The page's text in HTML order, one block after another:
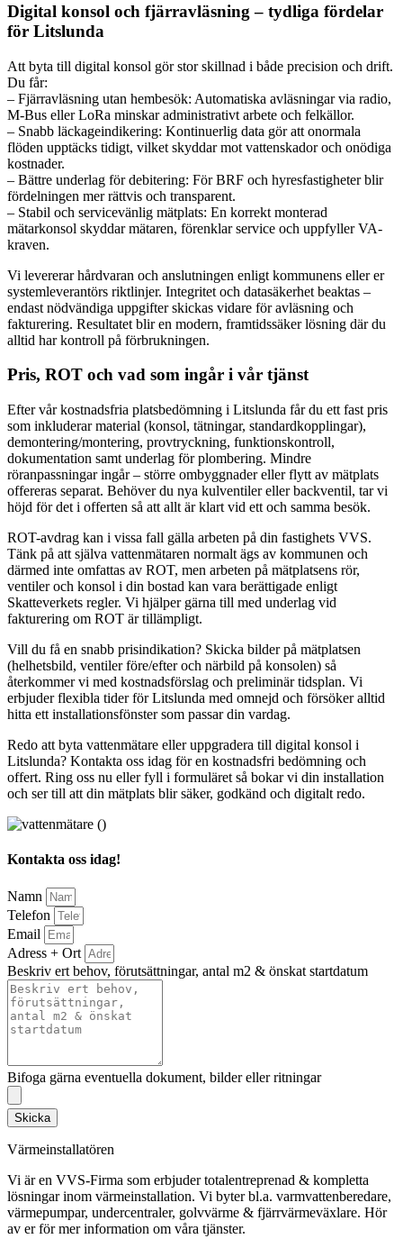
Digital konsol och fjärravläsning – tydliga fördelar
för Litslunda
Att byta till digital konsol gör stor skillnad i både precision och drift.
Du får:
– Fjärravläsning utan hembesök: Automatiska avläsningar via radio,
M‑Bus eller LoRa minskar administrativt arbete och felkällor.
– Snabb läckageindikering: Kontinuerlig data gör att onormala
flöden upptäcks tidigt, vilket skyddar mot vattenskador och onödiga
kostnader.
– Bättre underlag för debitering: För BRF och hyresfastigheter blir
fördelningen mer rättvis och transparent.
– Stabil och servicevänlig mätplats: En korrekt monterad
mätarkonsol skyddar mätaren, förenklar service och uppfyller VA-
kraven.
Vi levererar hårdvaran och anslutningen enligt kommunens eller er
systemleverantörs riktlinjer. Integritet och datasäkerhet beaktas –
endast nödvändiga uppgifter skickas vidare för avläsning och
fakturering. Resultatet blir en modern, framtidssäker lösning där du
alltid har kontroll på förbrukningen.
Pris, ROT och vad som ingår i vår tjänst
Efter vår kostnadsfria platsbedömning i Litslunda får du ett fast pris
som inkluderar material (konsol, tätningar, standardkopplingar),
demontering/montering, provtryckning, funktionskontroll,
dokumentation samt underlag för plombering. Mindre
röranpassningar ingår – större ombyggnader eller flytt av mätplats
offereras separat. Behöver du nya kulventiler eller backventil, tar vi
höjd för det i offerten så att allt är klart vid ett och samma besök.
ROT-avdrag kan i vissa fall gälla arbeten på din fastighets VVS.
Tänk på att själva vattenmätaren normalt ägs av kommunen och
därmed inte omfattas av ROT, men arbeten på mätplatsens rör,
ventiler och konsol i din bostad kan vara berättigade enligt
Skatteverkets regler. Vi hjälper gärna till med underlag vid
fakturering om ROT är tillämpligt.
Vill du få en snabb prisindikation? Skicka bilder på mätplatsen
(helhetsbild, ventiler före/efter och närbild på konsolen) så
återkommer vi med kostnadsförslag och preliminär tidsplan. Vi
erbjuder flexibla tider för Litslunda med omnejd och försöker alltid
hitta ett installationsfönster som passar din vardag.
Redo att byta vattenmätare eller uppgradera till digital konsol i
Litslunda? Kontakta oss idag för en kostnadsfri bedömning och
offert. Ring oss nu eller fyll i formuläret så bokar vi din installation
och ser till att din mätplats blir säker, godkänd och digitalt redo.
Kontakta oss idag!
Namn
Telefon
Email
Adress + Ort
Beskriv ert behov, förutsättningar, antal m2 & önskat startdatum
Bifoga gärna eventuella dokument, bilder eller ritningar
Skicka
Värmeinstallatören
Vi är en VVS-Firma som erbjuder totalentreprenad & kompletta
lösningar inom värmeinstallation. Vi byter bl.a. varmvattenberedare,
värmepumpar, undercentraler, golvvärme & fjärrvärmeväxlare. Hör
av er för mer information om våra tjänster.